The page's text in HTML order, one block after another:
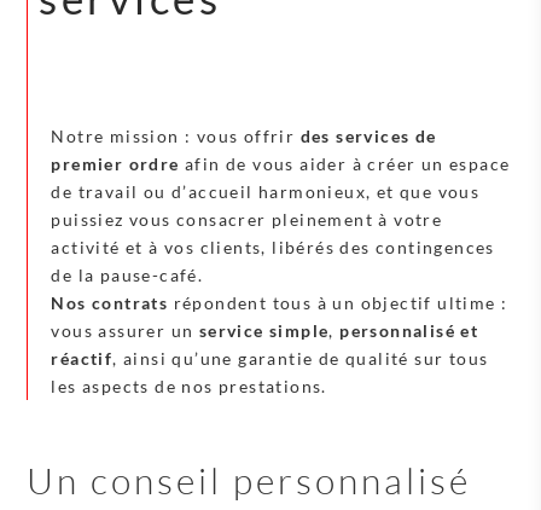
Notre mission : vous offrir des services de
premier ordre afin de vous aider à créer un espace
de travail ou d’accueil harmonieux, et que vous
puissiez vous consacrer pleinement à votre
activité et à vos clients, libérés des contingences
de la pause-café.
Nos contrats répondent tous à un objectif ultime :
vous assurer un service simple, personnalisé et
réactif, ainsi qu’une garantie de qualité sur tous
les aspects de nos prestations.
Un conseil personnalisé